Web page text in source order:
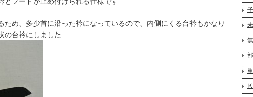
ため、多少首に沿った衿になっているので、内側にくる台衿もかなり
の台衿にしました
Ｋ